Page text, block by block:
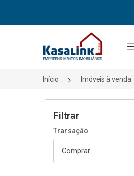
Página inicial
Início Imóveis à venda
Filtrar
Transação